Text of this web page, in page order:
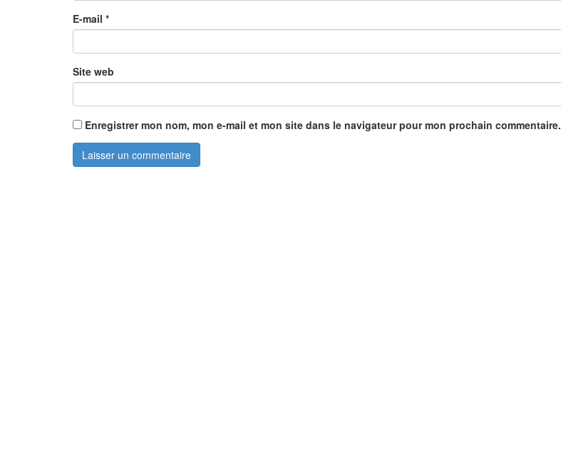
E-mail *
Site web
Enregistrer mon nom, mon e-mail et mon site dans le navigateur pour mon prochain commentaire.